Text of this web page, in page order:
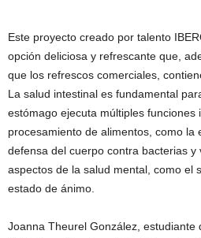
Este proyecto creado por talento
opción deliciosa y refrescante que,
que los refrescos comerciales,
La salud intestinal es fundamental
estómago ejecuta múltiples funciones
procesamiento de alimentos, como la
defensa del cuerpo contra bacterias y
aspectos de la salud mental, como el
estado de ánimo.
Joanna Theurel González, estudiante